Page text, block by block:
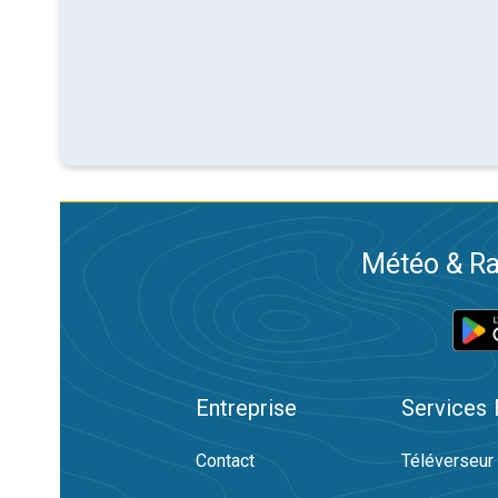
Météo &
Entreprise
Contact
Services
Téléverseur